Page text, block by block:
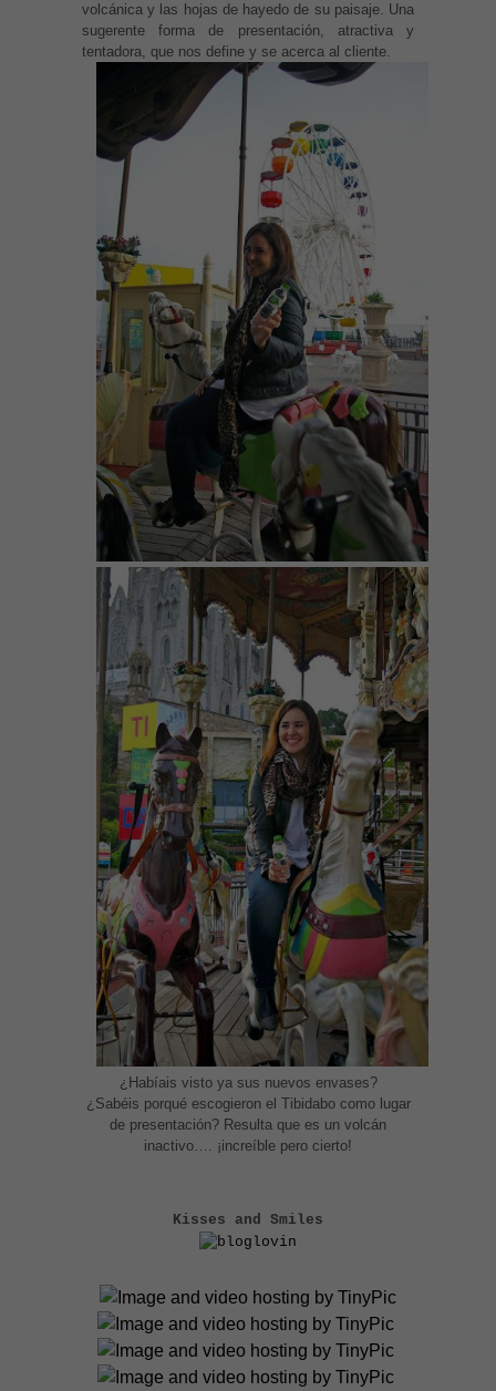
volcánica y las hojas de hayedo de su paisaje. Una
sugerente forma de presentación, atractiva y
tentadora, que nos define y se acerca al cliente.
¿Habíais visto ya sus nuevos envases?
¿Sabéis porqué escogieron el Tibidabo como lugar
de presentación? Resulta que es un volcán
inactivo…. ¡increíble pero cierto!
Kisses and Smiles